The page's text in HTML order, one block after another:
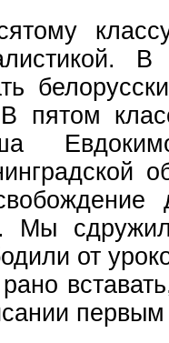
В пятом
Мы
от